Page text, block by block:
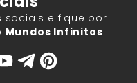
sociais e fique por
Mundos Infinitos